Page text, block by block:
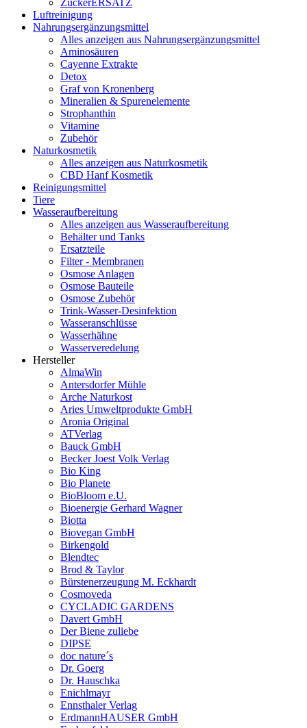
Luftreinigung
Nahrungsergänzungsmittel
Alles anzeigen aus Nahrungsergänzungsmittel
Aminosäuren
Cayenne Extrakte
Detox
Graf von Kronenberg
Mineralien & Spurenelemente
Strophanthin
Vitamine
Zubehör
Naturkosmetik
Alles anzeigen aus Naturkosmetik
CBD Hanf Kosmetik
Reinigungsmittel
Tiere
Wasseraufbereitung
Alles anzeigen aus Wasseraufbereitung
Behälter und Tanks
Ersatzteile
Filter - Membranen
Osmose Anlagen
Osmose Bauteile
Osmose Zubehör
Trink-Wasser-Desinfektion
Wasseranschlüsse
Wasserhähne
Wasserveredelung
Hersteller
AlmaWin
Antersdorfer Mühle
Arche Naturkost
Aries Umweltprodukte GmbH
Aronia Original
ATVerlag
Bauck GmbH
Becker Joest Volk Verlag
Bio King
Bio Planete
BioBloom e.U.
Bioenergie Gerhard Wagner
Biotta
Biovegan GmbH
Birkengold
Blendtec
Brod & Taylor
Bürstenerzeugung M. Eckhardt
Cosmoveda
CYCLADIC GARDENS
Davert GmbH
Der Biene zuliebe
DIPSE
doc nature´s
Dr. Goerg
Dr. Hauschka
Enichlmayr
Ennsthaler Verlag
ErdmannHAUSER GmbH